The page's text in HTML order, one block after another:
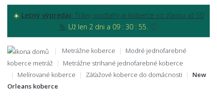
☀️ Letný výpredaj: Trávy, podlahy aj koberce so zľavou až 50
%. Už len 2 dni a 09 : 30 : 54. ⏰
Metrážne koberce
Modré jednofarebné
koberce metráž
Metrážne strihané jednofarebné koberce
Melírované koberce
Záťažové koberce do domácnosti
New
Orleans koberce